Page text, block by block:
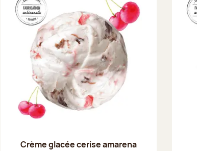
Crème glacée cerise amarena